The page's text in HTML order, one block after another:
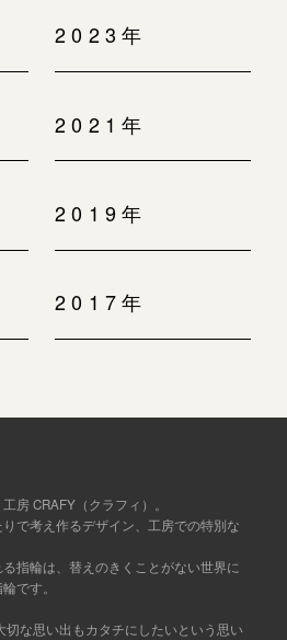
2023年
2021年
2019年
2017年
房 CRAFY（クラフィ）。
で考え作るデザイン、工房での特別な
指輪は、替えのきくことがない世界に
です。
切な思い出もカタチにしたいという思い